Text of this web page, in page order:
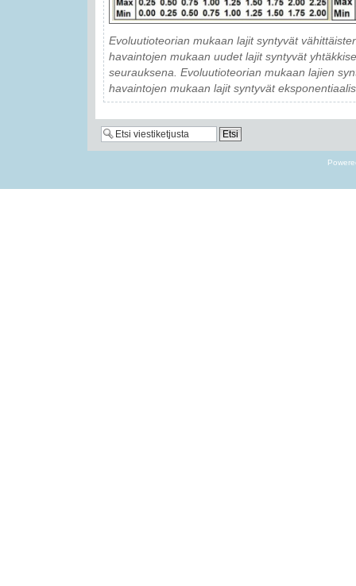
Evoluutioteorian mukaan lajit syntyvät
havaintojen mukaan uudet lajit syntyvät
seurauksena. Evoluutioteorian mukaan lajien
havaintojen mukaan lajit syntyvät